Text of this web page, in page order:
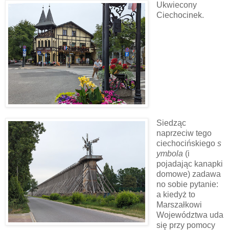
Ukwiecony
Ciechocinek.
Siedząc
naprzeciw tego
ciechocińskiego s
ymbola (i
pojadając kanapki
domowe) zadawa
no sobie pytanie:
a kiedyż to
Marszałkowi
Województwa uda
się przy pomocy